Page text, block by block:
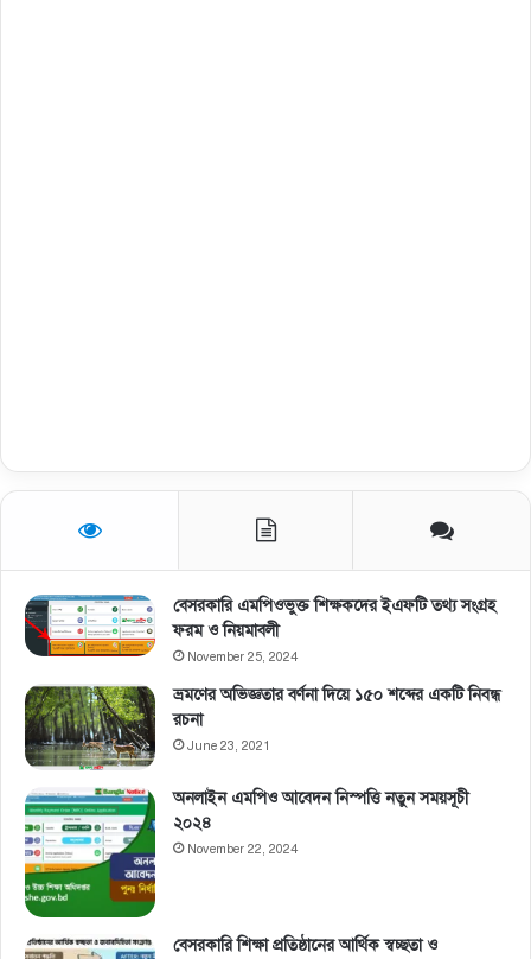
বেসরকারি এমপিওভুক্ত শিক্ষকদের ইএফটি তথ্য সংগ্রহ
ফরম ও নিয়মাবলী
November 25, 2024
ভ্রমণের অভিজ্ঞতার বর্ণনা দিয়ে ১৫০ শব্দের একটি নিবন্ধ
রচনা
June 23, 2021
অনলাইন এমপিও আবেদন নিস্পত্তি নতুন সময়সূচী
২০২৪
November 22, 2024
বেসরকারি শিক্ষা প্রতিষ্ঠানের আর্থিক স্বচ্ছতা ও